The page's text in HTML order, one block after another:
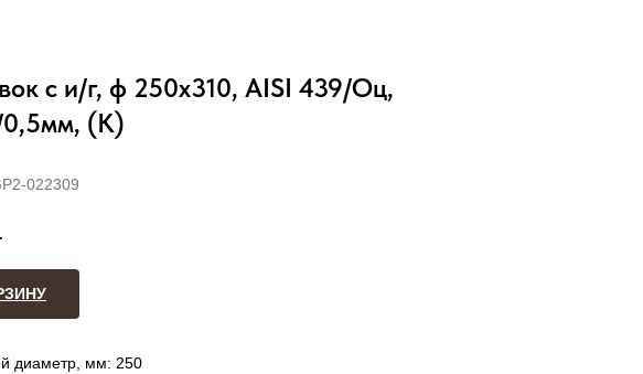
с и/г, ф 250х310, AISI 439/Оц,
(К)
022309
диаметр, мм: 250